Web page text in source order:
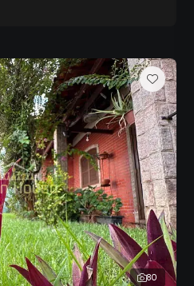
80